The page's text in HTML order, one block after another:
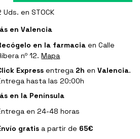
Uds. en STOCK
en Valencia
en la farmacia en Calle
nº 12.Mapa
Express entrega 2h enValencia.
hasta las 20:00h
en la Península
en 24-48 horas
gratis a partir de 65€